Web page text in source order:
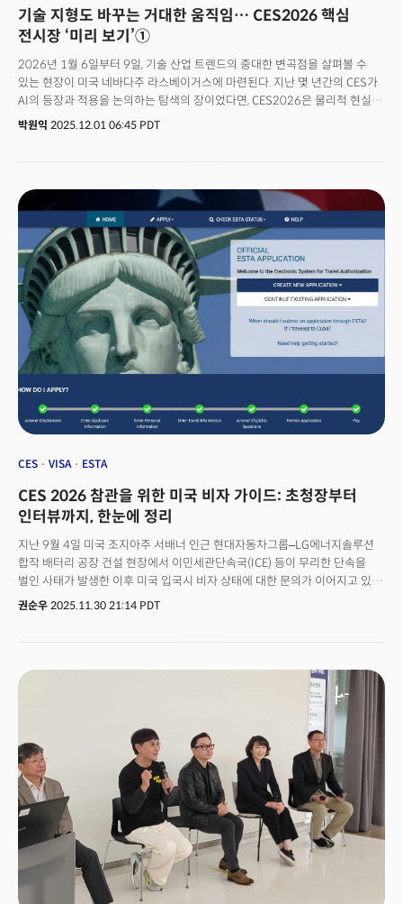
기술 지형도 바꾸는 거대한 움직임… CES2026 핵심
전시장 ‘미리 보기’①
2026년 1월 6일부터 9일, 기술 산업 트렌드의 중대한 변곡점을 살펴볼 수
있는 현장이 미국 네바다주 라스베이거스에 마련된다. 지난 몇 년간의 CES가
AI의 등장과 적용을 논의하는 탐색의 장이었다면, CES2026은 물리적 현실을
제어하는 AI, 차세대 연산 능력을 책임질 양자 컴퓨팅(Quantum
부스를 마련한 ‘퐁텐블로 호텔(Fontainebleau Hotel)’의 중요성이 높아진
가운데, CES2026에서는 퐁텐블로 호텔에 CES 파운드리(CES Foundry)가
최초로 조성될 예정이라 그 의미가 더 커질 전망이다. 게리 샤피로 CTA(미국
소비자 기술협회) CEO는 CES 파운드리에 대해 “AI, 블록체인, 양자기술을
위한 전문 공간”이라며 “급속히 발전하는 차세대 기술들이 한 곳에 모여
시너지를 창출하도록 설계됐다”고 설명한 바 있다. 샤피로 CEO는 “단순한
기술 전시를 넘어 이들 기술의 융합을 통해 새로운 비즈니스 모델과 혁신이
나올 수 있는 장을 마련할 것”이라고 했다.매년 CES에 참가해 온 국내 대표
기업 삼성전자가 기존의 LVCC 센트럴홀 전시를 중단하고 ‘윈 호텔(Wynn
Hotel)’로 전시 공간을 옮겨 역대 최대 규모 전시관을 마련한 점도 핵심 변화로
꼽힌다. 윈 호텔에는 삼성전자 외에도 글로벌 빅테크 기업인 ‘메타(Meta)’가
부스를 마련, 주요 빅테크 기업들의 새로운 전시 격전지로 떠올랐다.
박원익 2025.12.01 06:45 PDT
CES VISA ESTA
CES 2026 참관을 위한 미국 비자 가이드: 초청장부터
인터뷰까지, 한눈에 정리
지난 9월 4일 미국 조지아주 서배너 인근 현대자동차그룹–LG에너지솔루션
합작 배터리 공장 건설 현장에서 이민세관단속국(ICE) 등이 무리한 단속을
벌인 사태가 발생한 이후 미국 입국시 비자 상태에 대한 문의가 이어지고 있다.
특히 CES는 매년 1만5000명이 넘는 한국인이 동시에 입국하기 때문에 비자
밝혔다. ESTA 비자는 무역 박람회, 컨퍼런스, 세미나 참여, 비즈니스 미팅 참석,
해외에서 제조된 제품 주문 접수, 계약 협상을 할 수 있게 돼 있기 때문에 CES
참관 및 전시 업무 관련 활동에는 지장을 주지 않는다. 구체적으로 ESTA
비자로 ▲ CES에서 자사(한국) 제품 전시, 해외 바이어 미팅 ▲미국 고객사와
계약 협상 ▲파트너사 방문해서 회의 참석 ▲ 컨퍼런스에서 발표 등을 할 수
있다. 👉 비자면제프로그램 상세정보: 공식 안내 페이지 바로가기👉 ESTA
신청: 온라인 신청 페이지👉 CES 참석을 위한 비자 옵션
권순우 2025.11.30 21:14 PDT